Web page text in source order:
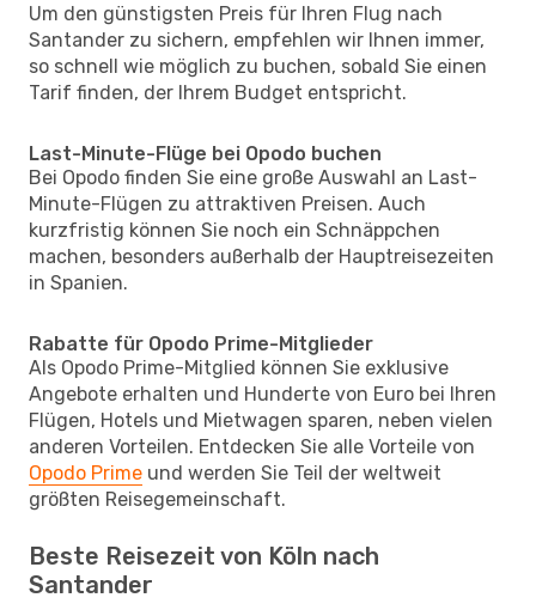
Um den günstigsten Preis für Ihren Flug nach
Santander zu sichern, empfehlen wir Ihnen immer,
so schnell wie möglich zu buchen, sobald Sie einen
Tarif finden, der Ihrem Budget entspricht.
Last-Minute-Flüge bei Opodo buchen
Bei Opodo finden Sie eine große Auswahl an Last-
Minute-Flügen zu attraktiven Preisen. Auch
kurzfristig können Sie noch ein Schnäppchen
machen, besonders außerhalb der Hauptreisezeiten
in Spanien.
Rabatte für Opodo Prime-Mitglieder
Als Opodo Prime-Mitglied können Sie exklusive
Angebote erhalten und Hunderte von Euro bei Ihren
Flügen, Hotels und Mietwagen sparen, neben vielen
anderen Vorteilen. Entdecken Sie alle Vorteile von
Opodo Prime und werden Sie Teil der weltweit
größten Reisegemeinschaft.
Beste Reisezeit von Köln nach
Santander